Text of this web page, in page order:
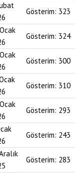
Gösterim: 323
Gösterim: 324
Gösterim: 300
Gösterim: 310
Gösterim: 293
Gösterim: 243
Gösterim: 283